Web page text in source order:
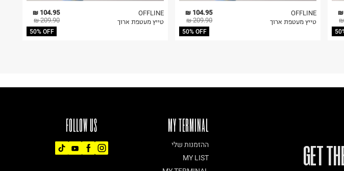
104.95 ₪
209.90 ₪
50% OFF
OFFLINE
טייץ מעטפת ארוך
104.95 ₪
209.90 ₪
50% OFF
OFFLINE
טייץ מעטפת ארוך
FOLLOW US MY TERMINAL
ההזמנות שלי
MY LIST